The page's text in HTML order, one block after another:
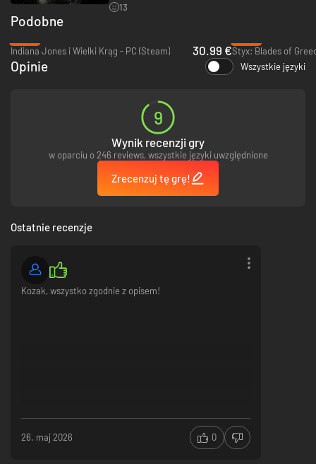
WITAMY W MI6
Poddaj swoje umiejętności próbie, podchodząc do ulubionych misji z
dodatkowymi modyfikatorami. Zabawie w szpiega nie ma końca!
13
Podobne
Indiana Jones i Wielki Krąg - PC (Steam)
30.99 €Styx: Blades of
Opinie Wszystkie języki
9
Wynik recenzji gry
w oparciu o 246 reviews, wszystkie języki uwzględnione
Zrecenzuj tę grę!
Ostatnie recenzje
Kozak, wszystko zgodnie z opisem!
26. maj 2026 0